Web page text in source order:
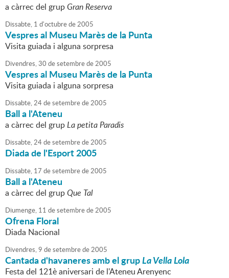
a càrrec del grupGran Reserva
Dissabte, 1 d'octubrede2005
Vespres al Museu Marès de la Punta
Visita guiada i alguna sorpresa
Divendres,30 desetembrede2005
Vespres al Museu Marès de la Punta
Visita guiada i alguna sorpresa
Dissabte,24desetembrede2005
Ball a l'Ateneu
a càrrec del grupLa petita Paradis
Dissabte,24desetembrede2005
Diada de l'Esport 2005
Dissabte, 17 desetembrede2005
Ball a l'Ateneu
a càrrec del grupQue Tal
Diumenge, 11 desetembrede2005
Ofrena Floral
Diada Nacional
Divendres,9 desetembrede2005
Cantada d'havaneres amb el grupLa Vella Lola
Festa del 121è aniversari de l'Ateneu Arenyenc